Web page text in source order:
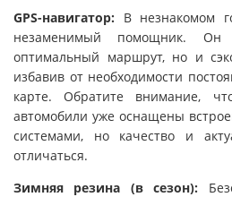
GPS-навигатор: В незнакомом
незаменимый помощник. Он
оптимальный маршрут, но и
избавив от необходимости
карте. Обратите внимание,
автомобили уже оснащены
системами, но качество и
отличаться.
Зимняя резина (в сезон):